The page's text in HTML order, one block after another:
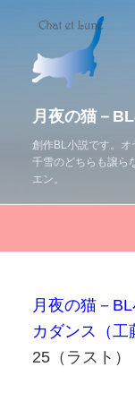
月夜の猫－
創作BL小説です。オ
千雪のどちらも譲ら
エン。
月夜の猫－
カダンス（工
25（ラスト）